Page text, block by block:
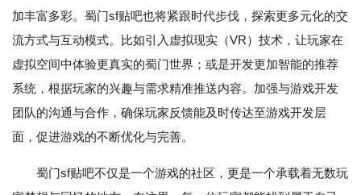
加丰富多彩。蜀门sf贴吧也将紧跟时代步伐，探索更多元化的交
流方式与互动模式。比如引入虚拟现实（VR）技术，让玩家在
虚拟空间中体验更真实的蜀门世界；或是开发更加智能的推荐
系统，根据玩家的兴趣与需求精准推送内容。加强与游戏开发
团队的沟通与合作，确保玩家反馈能及时传达至游戏开发层
面，促进游戏的不断优化与完善。
蜀门sf贴吧不仅是一个游戏的社区，更是一个承载着无数玩